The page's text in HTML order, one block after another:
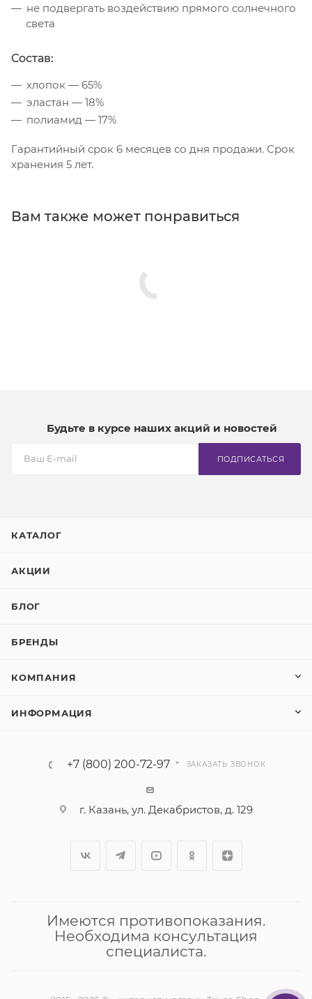
не подвергать воздействию прямого солнечного
света
Состав:
хлопок — 65%
эластан — 18%
полиамид — 17%
Гарантийный срок 6 месяцев со дня продажи. Срок
хранения 5 лет.
Вам также может понравиться
Будьте в курсе наших акций и новостей
ПОДПИСАТЬСЯ
КАТАЛОГ
АКЦИИ
БЛОГ
БРЕНДЫ
КОМПАНИЯ
ИНФОРМАЦИЯ
+7 (800) 200-72-97 ЗАКАЗАТЬ ЗВОНОК
г. Казань, ул. Декабристов, д. 129
Имеются противопоказания.
Необходима консультация
специалиста.